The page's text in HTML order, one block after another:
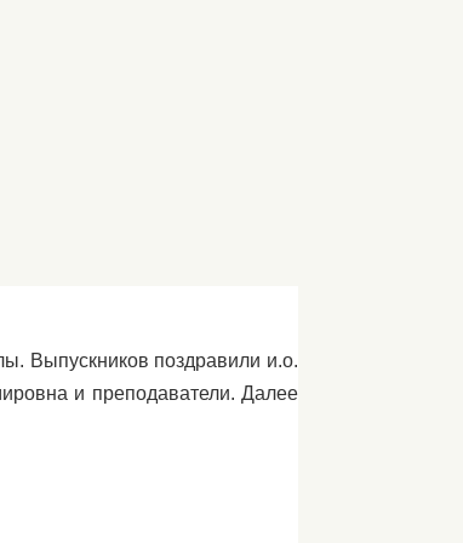
Выпускников поздравили и.о.
и преподаватели. Далее